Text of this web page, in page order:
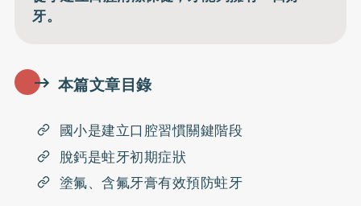
牙。
本篇文章目錄
國小是建立口腔習慣關鍵階段
脫鈣是蛀牙初期症狀
塗氟、含氟牙膏有效預防蛀牙